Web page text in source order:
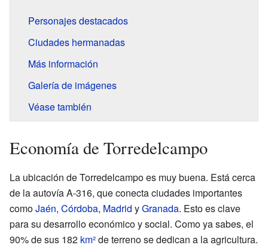
Personajes destacados
Ciudades hermanadas
Más información
Galería de imágenes
Véase también
Economía de Torredelcampo
La ubicación de Torredelcampo es muy buena. Está cerca
de la autovía A-316, que conecta ciudades importantes
comoJaén, Córdoba, Madrid yGranada. Esto es clave
para su desarrollo económico y social. Como ya sabes, el
90% de sus 182 km²de terreno se dedican a la agricultura.